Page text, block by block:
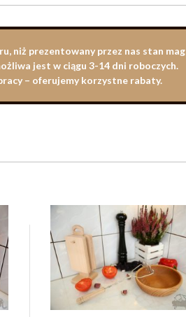
niż prezentowany przez nas stan
jest w ciągu 3-14 dni roboczych.
– oferujemy korzystne rabaty.